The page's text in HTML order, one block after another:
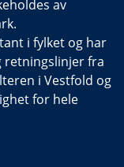
av
i fylket og har
retningslinjer fra
i Vestfold og
for hele